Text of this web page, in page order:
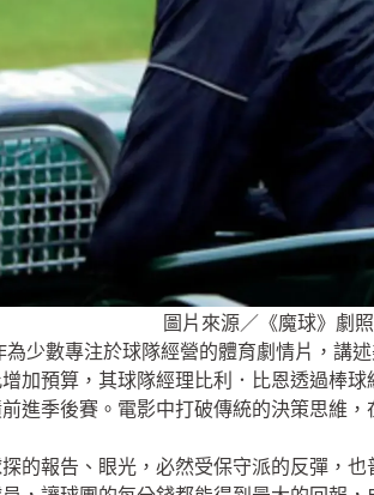
圖片來源／《魔球》劇照
少數專注於球隊經營的體育劇情片，講
加預算，其球隊經理比利．比恩透過棒
進季後賽。電影中打破傳統的決策思維，
的報告、眼光，必然受保守派的反彈，